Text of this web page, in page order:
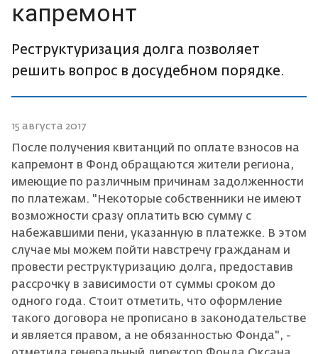
капремонт
Реструктуризация долга позволяет
решить вопрос в досудебном порядке.
15 августа 2017
После получения квитанций по оплате взносов на
капремонт в Фонд обращаются жители региона,
имеющие по различным причинам задолженности
по платежам. "Некоторые собственники не имеют
возможности сразу оплатить всю сумму с
набежавшими пени, указанную в платежке. В этом
случае мы можем пойти навстречу гражданам и
провести реструктуризацию долга, предоставив
рассрочку в зависимости от суммы сроком до
одного года. Стоит отметить, что оформление
такого договора не прописано в законодательстве
и является правом, а не обязанностью Фонда", -